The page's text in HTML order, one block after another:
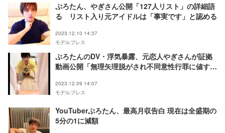
ぷろたん、やぎさん公開「127人リスト」の詳細語
る リスト入り元アイドルは「事実です」と認める
2023.12.10 14:37
モデルプレス
ぷろたんのDV・浮気暴露、元恋人やぎさんが証拠
動画公開「無理矢理脱がされ不同意性行罪に値する
2023.12.09 14:07
モデルプレス
YouTuberぷろたん、最高月収告白 現在は全盛期の
5分の1に減額